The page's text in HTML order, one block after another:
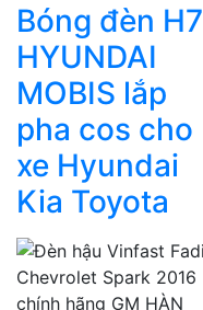
Bóng đèn H7
HYUNDAI
MOBIS lắp
pha cos cho
xe Hyundai
Kia Toyota